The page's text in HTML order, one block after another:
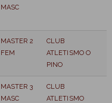
MASC
MASTER 2
FEM
CLUB
ATLETISMO O
PINO
MASTER 3
MASC
CLUB
ATLETISMO